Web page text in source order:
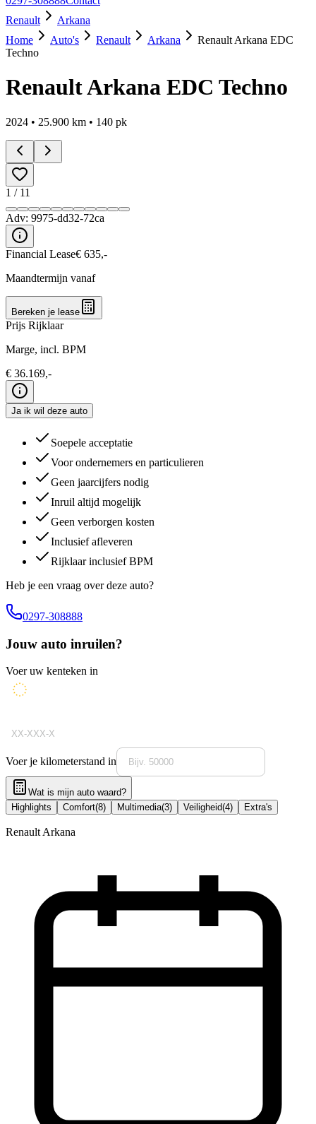
Renault
Arkana
Home
Auto's Renault Arkana
Renault Arkana EDC
Techno
Renault Arkana EDC Techno
2024 • 25.900 km • 140 pk
1 / 11
Adv: 9975-dd32-72ca
Financial Lease€ 635,-
Maandtermijn vanaf
Bereken je lease
Prijs Rijklaar
Marge, incl. BPM
€ 36.169,-
Ja ik wil deze auto
Soepele acceptatie
Voor ondernemers en particulieren
Geen jaarcijfers nodig
Inruil altijd mogelijk
Geen verborgen kosten
Inclusief afleveren
Rijklaar inclusief BPM
Heb je een vraag over deze auto?
0297-308888
Jouw auto inruilen?
Voer uw kenteken in
Voer je kilometerstand in
Wat is mijn auto waard?
Highlights
Comfort(8) Multimedia(3) Veiligheid(4) Extra's
Renault Arkana